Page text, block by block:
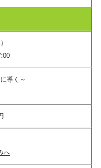
導く～
へ